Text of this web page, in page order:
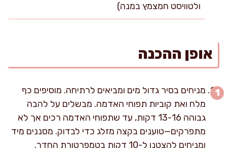
ולטוויסט חמצמץ במנה)
אופן ההכנה
מניחים בסיר גדול מים ומביאים לרתיחה. מוסיפים כף
מלח ואת קוביות תפוחי האדמה. מבשלים על להבה
גבוהה 13-16 דקות, עד שתפוחי האדמה רכים אך לא
מתפרקים—טוענים בקצה מזלג כדי לבדוק. מסננים מיד
ומניחים להצטנן ל-10 דקות בטמפרטורת החדר.